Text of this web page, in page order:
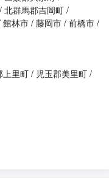
北群馬郡吉岡町
館林市 藤岡市 前橋市
上里町
児玉郡美里町